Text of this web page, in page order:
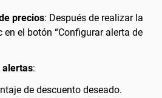
precios: Después de realizar la
en el botón “Configurar alerta de
alertas:
de descuento deseado.